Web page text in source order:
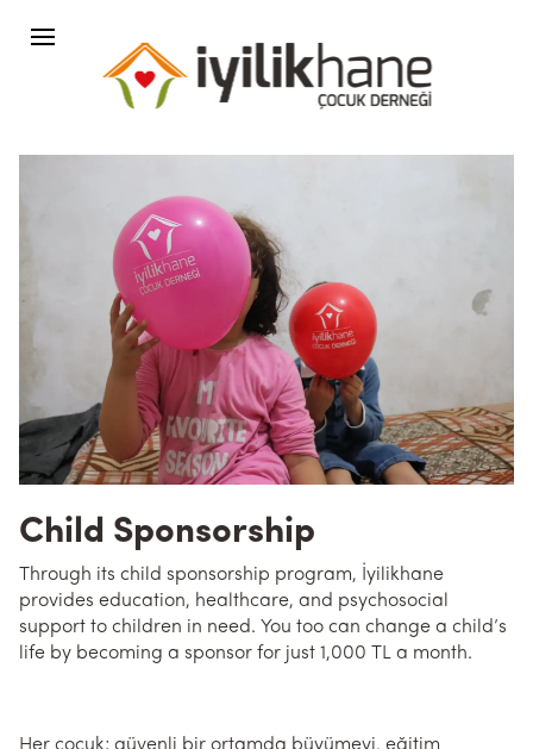
Child Sponsorship
Through its child sponsorship program, İyilikhane
provides education, healthcare, and psychosocial
support to children in need. You too can change a child’s
life by becoming a sponsor for just 1,000 TL a month.